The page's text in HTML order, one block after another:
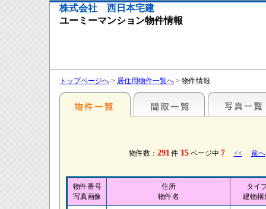
株式会社 西日本宅建
ユーミーマンション物件情報
トップページへ > 居住用物件一覧へ > 物件情報
物件数： 291件 15ページ中 7 << 前へ
物件番号
写真画像
住所
物件名
タイ
建物構